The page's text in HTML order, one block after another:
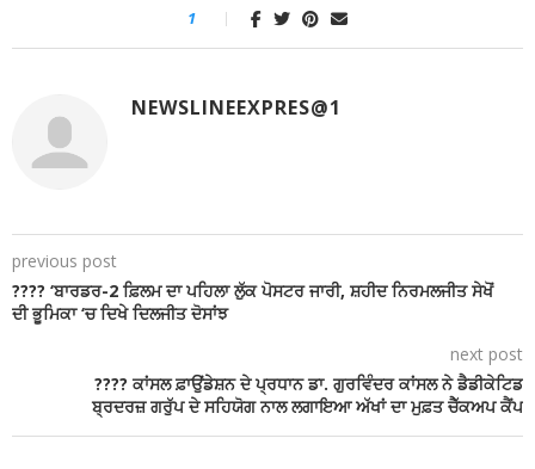
1
NEWSLINEEXPRES@1
previous post
???? ‘ਬਾਰਡਰ-2 ਫ਼ਿਲਮ ਦਾ ਪਹਿਲਾ ਲੁੱਕ ਪੋਸਟਰ ਜਾਰੀ, ਸ਼ਹੀਦ ਨਿਰਮਲਜੀਤ ਸੇਖੋਂ
ਦੀ ਭੂਮਿਕਾ ‘ਚ ਦਿਖੇ ਦਿਲਜੀਤ ਦੋਸਾਂਝ
next post
???? ਕਾਂਸਲ ਫ਼ਾਉਂਡੇਸ਼ਨ ਦੇ ਪ੍ਰਧਾਨ ਡਾ. ਗੁਰਵਿੰਦਰ ਕਾਂਸਲ ਨੇ ਡੈਡੀਕੇਟਿਡ
ਬ੍ਰਦਰਜ਼ ਗਰੁੱਪ ਦੇ ਸਹਿਯੋਗ ਨਾਲ ਲਗਾਇਆ ਅੱਖਾਂ ਦਾ ਮੁਫ਼ਤ ਚੈੱਕਅਪ ਕੈਂਪ